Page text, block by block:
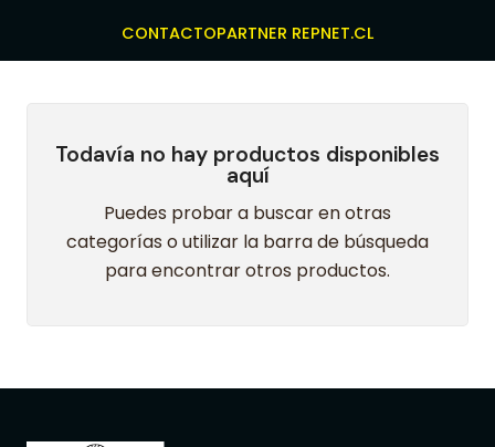
CONTACTOPARTNER REPNET.CL
Todavía no hay productos disponibles
aquí
Puedes probar a buscar en otras
categorías o utilizar la barra de búsqueda
para encontrar otros productos.